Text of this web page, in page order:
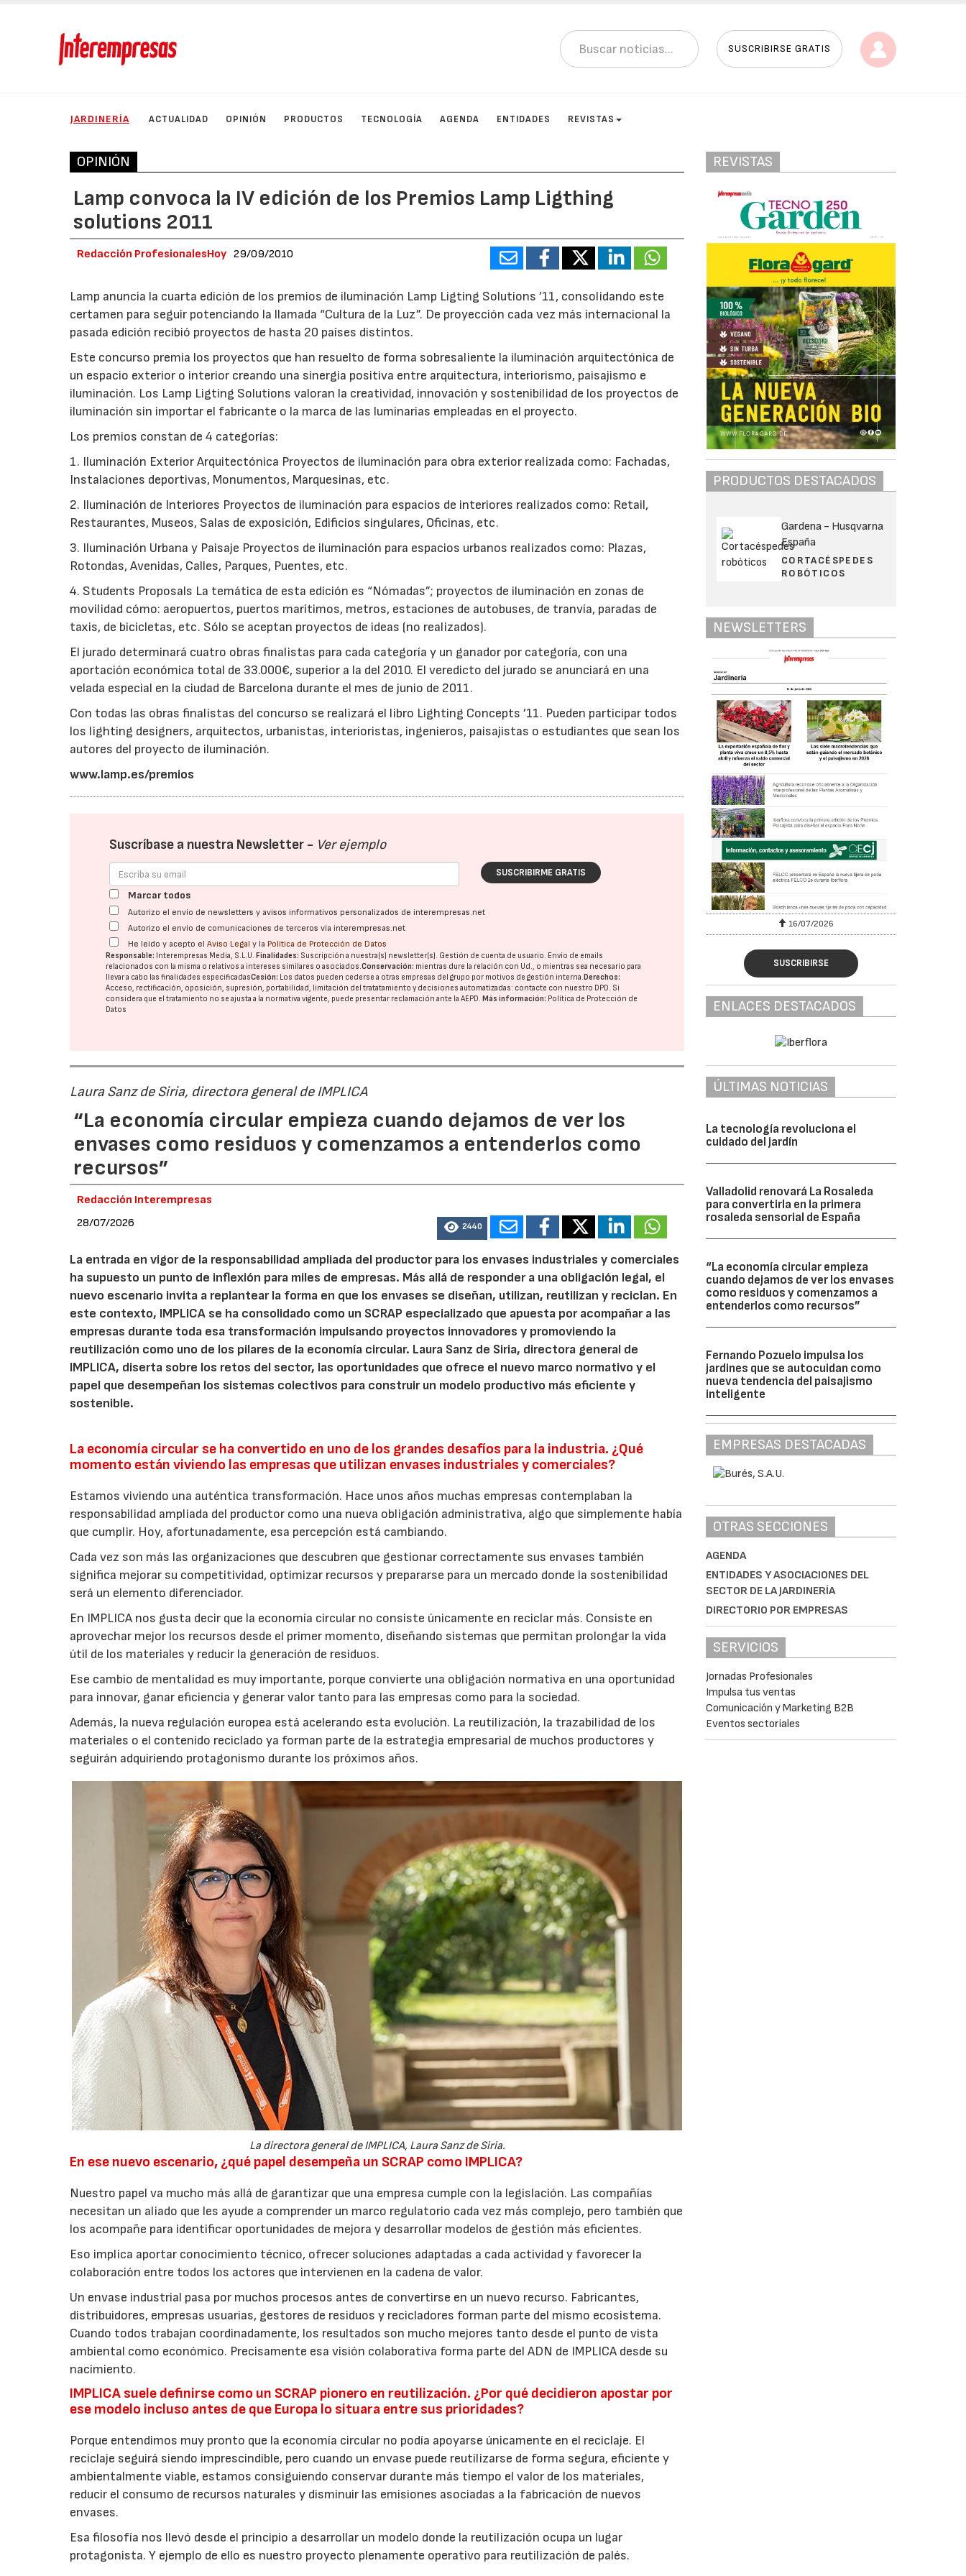
SUSCRIBIRSE GRATIS
JARDINERÍA ACTUALIDAD OPINIÓN PRODUCTOS TECNOLOGÍA AGENDA ENTIDADES REVISTAS
OPINIÓN
Lamp convoca la IV edición de los Premios Lamp Ligthing
solutions 2011
Redacción ProfesionalesHoy 29/09/2010
Lamp anuncia la cuarta edición de los premios de iluminación Lamp Ligting Solutions ’11, consolidando este
certamen para seguir potenciando la llamada “Cultura de la Luz”. De proyección cada vez más internacional la
pasada edición recibió proyectos de hasta 20 países distintos.
Este concurso premia los proyectos que han resuelto de forma sobresaliente la iluminación arquitectónica de
un espacio exterior o interior creando una sinergia positiva entre arquitectura, interiorismo, paisajismo e
iluminación. Los Lamp Ligting Solutions valoran la creatividad, innovación y sostenibilidad de los proyectos de
iluminación sin importar el fabricante o la marca de las luminarias empleadas en el proyecto.
Los premios constan de 4 categorías:
1. Iluminación Exterior Arquitectónica Proyectos de iluminación para obra exterior realizada como: Fachadas,
Instalaciones deportivas, Monumentos, Marquesinas, etc.
2. Iluminación de Interiores Proyectos de iluminación para espacios de interiores realizados como: Retail,
Restaurantes, Museos, Salas de exposición, Edificios singulares, Oficinas, etc.
3. Iluminación Urbana y Paisaje Proyectos de iluminación para espacios urbanos realizados como: Plazas,
Rotondas, Avenidas, Calles, Parques, Puentes, etc.
4. Students Proposals La temática de esta edición es “Nómadas”; proyectos de iluminación en zonas de
movilidad cómo: aeropuertos, puertos marítimos, metros, estaciones de autobuses, de tranvía, paradas de
taxis, de bicicletas, etc. Sólo se aceptan proyectos de ideas (no realizados).
El jurado determinará cuatro obras finalistas para cada categoría y un ganador por categoría, con una
aportación económica total de 33.000€, superior a la del 2010. El veredicto del jurado se anunciará en una
velada especial en la ciudad de Barcelona durante el mes de junio de 2011.
Con todas las obras finalistas del concurso se realizará el libro Lighting Concepts ’11. Pueden participar todos
los lighting designers, arquitectos, urbanistas, interioristas, ingenieros, paisajistas o estudiantes que sean los
autores del proyecto de iluminación.
www.lamp.es/premios
Suscríbase a nuestra Newsletter - Ver ejemplo
SUSCRIBIRME GRATIS
Marcar todos
Autorizo el envío de newsletters y avisos informativos personalizados de interempresas.net
Autorizo el envío de comunicaciones de terceros vía interempresas.net
He leído y acepto elAviso Legal y la Política de Protección de Datos
Responsable: Interempresas Media, S.L.U. Finalidades: Suscripción a nuestra(s) newsletter(s). Gestión de cuenta de usuario. Envío de emails
relacionados con la misma o relativos a intereses similares o asociados.Conservación: mientras dure la relación con Ud., o mientras sea necesario para
llevar a cabo las finalidades especificadasCesión: Los datos pueden cederse a otras empresas del grupo por motivos de gestión interna. Derechos:
Acceso, rectificación, oposición, supresión, portabilidad, limitación del tratatamiento y decisiones automatizadas: contacte con nuestro DPD. Si
considera que el tratamiento no se ajusta a la normativa vigente, puede presentar reclamación ante laAEPD. Más información: Política de Protección de
Datos
Laura Sanz de Siria, directora general de IMPLICA
“La economía circular empieza cuando dejamos de ver los
envases como residuos y comenzamos a entenderlos como
recursos”
Redacción Interempresas
28/07/2026
2440
La entrada en vigor de la responsabilidad ampliada del productor para los envases industriales y comerciales
ha supuesto un punto de inflexión para miles de empresas. Más allá de responder a una obligación legal, el
nuevo escenario invita a replantear la forma en que los envases se diseñan, utilizan, reutilizan y reciclan. En
este contexto, IMPLICA se ha consolidado como un SCRAP especializado que apuesta por acompañar a las
empresas durante toda esa transformación impulsando proyectos innovadores y promoviendo la
reutilización como uno de los pilares de la economía circular. Laura Sanz de Siria, directora general de
IMPLICA, diserta sobre los retos del sector, las oportunidades que ofrece el nuevo marco normativo y el
papel que desempeñan los sistemas colectivos para construir un modelo productivo más eficiente y
sostenible.
La economía circular se ha convertido en uno de los grandes desafíos para la industria. ¿Qué
momento están viviendo las empresas que utilizan envases industriales y comerciales?
Estamos viviendo una auténtica transformación. Hace unos años muchas empresas contemplaban la
responsabilidad ampliada del productor como una nueva obligación administrativa, algo que simplemente había
que cumplir. Hoy, afortunadamente, esa percepción está cambiando.
Cada vez son más las organizaciones que descubren que gestionar correctamente sus envases también
significa mejorar su competitividad, optimizar recursos y prepararse para un mercado donde la sostenibilidad
será un elemento diferenciador.
En IMPLICA nos gusta decir que la economía circular no consiste únicamente en reciclar más. Consiste en
aprovechar mejor los recursos desde el primer momento, diseñando sistemas que permitan prolongar la vida
útil de los materiales y reducir la generación de residuos.
Ese cambio de mentalidad es muy importante, porque convierte una obligación normativa en una oportunidad
para innovar, ganar eficiencia y generar valor tanto para las empresas como para la sociedad.
Además, la nueva regulación europea está acelerando esta evolución. La reutilización, la trazabilidad de los
materiales o el contenido reciclado ya forman parte de la estrategia empresarial de muchos productores y
seguirán adquiriendo protagonismo durante los próximos años.
La directora general de IMPLICA, Laura Sanz de Siria.
En ese nuevo escenario, ¿qué papel desempeña un SCRAP como IMPLICA?
Nuestro papel va mucho más allá de garantizar que una empresa cumple con la legislación. Las compañías
necesitan un aliado que les ayude a comprender un marco regulatorio cada vez más complejo, pero también que
los acompañe para identificar oportunidades de mejora y desarrollar modelos de gestión más eficientes.
Eso implica aportar conocimiento técnico, ofrecer soluciones adaptadas a cada actividad y favorecer la
colaboración entre todos los actores que intervienen en la cadena de valor.
Un envase industrial pasa por muchos procesos antes de convertirse en un nuevo recurso. Fabricantes,
distribuidores, empresas usuarias, gestores de residuos y recicladores forman parte del mismo ecosistema.
Cuando todos trabajan coordinadamente, los resultados son mucho mejores tanto desde el punto de vista
ambiental como económico. Precisamente esa visión colaborativa forma parte del ADN de IMPLICA desde su
nacimiento.
IMPLICA suele definirse como un SCRAP pionero en reutilización. ¿Por qué decidieron apostar por
ese modelo incluso antes de que Europa lo situara entre sus prioridades?
Porque entendimos muy pronto que la economía circular no podía apoyarse únicamente en el reciclaje. El
reciclaje seguirá siendo imprescindible, pero cuando un envase puede reutilizarse de forma segura, eficiente y
ambientalmente viable, estamos consiguiendo conservar durante más tiempo el valor de los materiales,
reducir el consumo de recursos naturales y disminuir las emisiones asociadas a la fabricación de nuevos
envases.
Esa filosofía nos llevó desde el principio a desarrollar un modelo donde la reutilización ocupa un lugar
protagonista. Y ejemplo de ello es nuestro proyecto plenamente operativo para reutilización de palés.
REVISTAS
PRODUCTOS DESTACADOS
Gardena - Husqvarna
España
CORTACÉSPEDES
ROBÓTICOS
NEWSLETTERS
16/07/2026
SUSCRIBIRSE
ENLACES DESTACADOS
ÚLTIMAS NOTICIAS
La tecnología revoluciona el
cuidado del jardín
Valladolid renovará La Rosaleda
para convertirla en la primera
rosaleda sensorial de España
“La economía circular empieza
cuando dejamos de ver los envases
como residuos y comenzamos a
entenderlos como recursos”
Fernando Pozuelo impulsa los
jardines que se autocuidan como
nueva tendencia del paisajismo
inteligente
EMPRESAS DESTACADAS
OTRAS SECCIONES
AGENDA
ENTIDADES Y ASOCIACIONES DEL
SECTOR DE LA JARDINERÍA
DIRECTORIO POR EMPRESAS
SERVICIOS
Jornadas Profesionales
Impulsa tus ventas
Comunicación y Marketing B2B
Eventos sectoriales